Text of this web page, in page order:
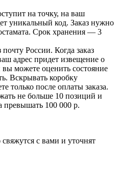
на точку, на ваш
уникальный код. Заказ нужно
Срок хранения — 3
России. Когда заказ
адрес придет извещение о
можете оценить состояние
Вскрывать коробку
только после оплаты заказа.
не больше 10 позиций и
превышать 100 000 р.
с вами и уточнят